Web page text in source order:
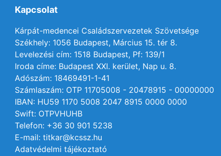
Kapcsolat
Kárpát-medencei Családszervezetek Szövetsége
Székhely: 1056 Budapest, Március 15. tér 8.
Levelezési cím: 1518 Budapest, Pf: 139/1
Iroda címe: Budapest XXI. kerület, Nap u. 8.
Adószám: 18469491-1-41
Számlaszám: OTP 11705008 - 20478915 - 00000000
IBAN: HU59 1170 5008 2047 8915 0000 0000
Swift: OTPVHUHB
Telefon: +36 30 901 5238
E-mail: titkar@kcssz.hu
Adatvédelmi tájékoztató